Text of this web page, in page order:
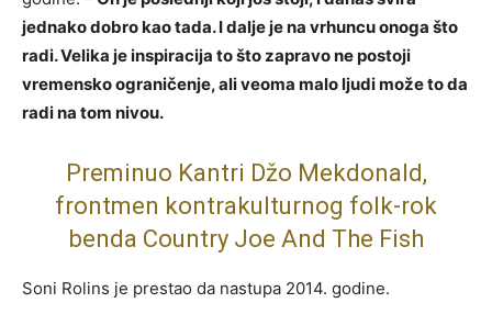
jednako dobro kao tada. I dalje je na vrhuncu onoga što
radi. Velika je inspiracija to što zapravo ne postoji
vremensko ograničenje, ali veoma malo ljudi može to da
radi na tom nivou.
Preminuo Kantri Džo Mekdonald,
frontmen kontrakulturnog folk-rok
benda Country Joe And The Fish
Soni Rolins je prestao da nastupa 2014. godine.